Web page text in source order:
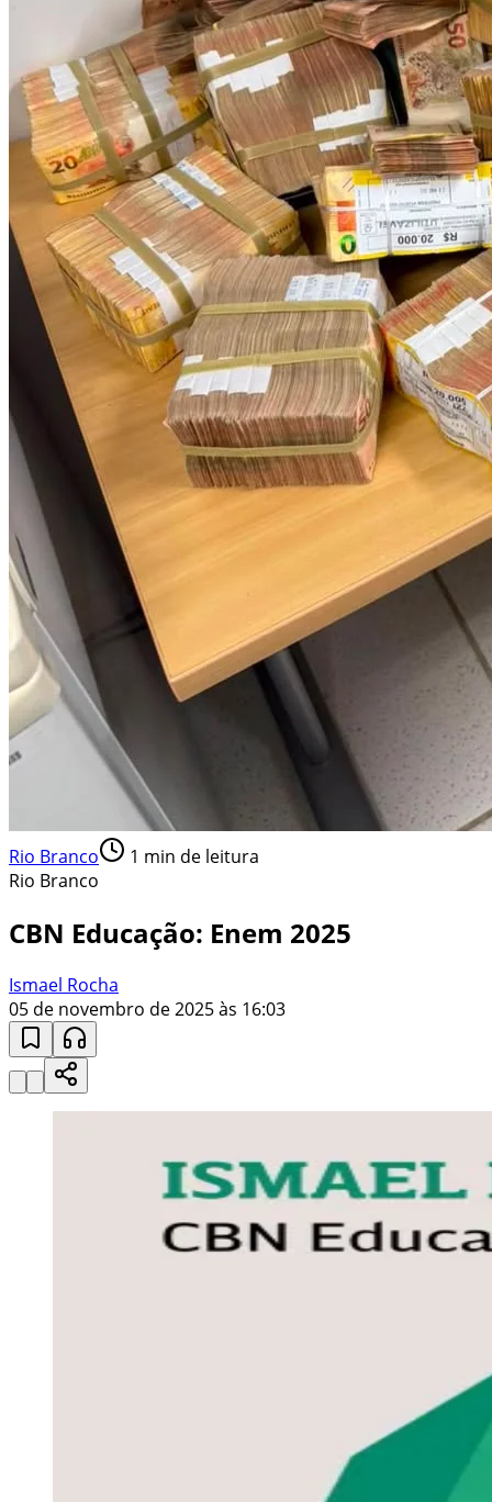
Rio Branco 1 min de leitura
Rio Branco
CBN Educação: Enem 2025
Ismael Rocha
05 de novembro de 2025 às 16:03